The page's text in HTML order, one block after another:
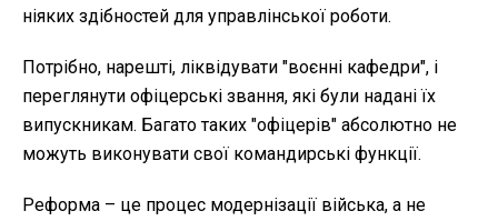
ніяких здібностей для управлінської роботи.
Потрібно, нарешті, ліквідувати "воєнні кафедри", і
переглянути офіцерські звання, які були надані їх
випускникам. Багато таких "офіцерів" абсолютно не
можуть виконувати свої командирські функції.
Реформа – це процес модернізації війська, а не